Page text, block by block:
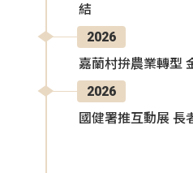
結
2026
嘉蘭村拚農業轉型
2026
國健署推互動展 長